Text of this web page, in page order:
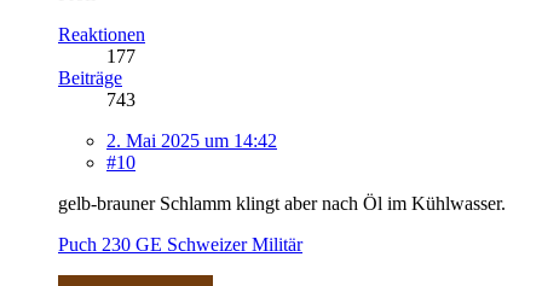
Reaktionen
177
Beiträge
743
2. Mai 2025 um 14:42
#10
gelb-brauner Schlamm klingt aber nach Öl im Kühlwasser.
Puch 230 GE Schweizer Militär